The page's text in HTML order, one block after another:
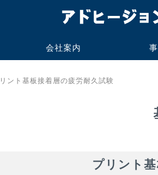
会社案内
ント基板接着層の疲労耐久試験
プリント